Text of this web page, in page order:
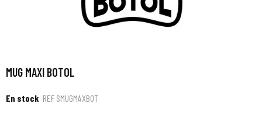
MUG MAXI BOTOL
En stock REF SMUGMAXBOT